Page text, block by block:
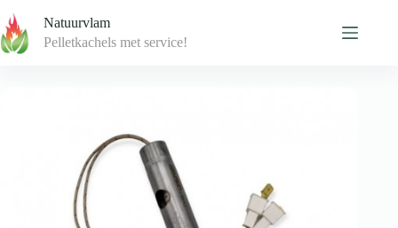
to
content
Natuurvlam
Pelletkachels met service!